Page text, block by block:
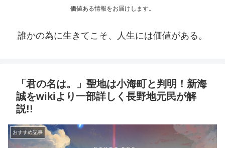
価値ある情報をお届けします。
誰かの為に生きてこそ、人生には価値がある。
「君の名は。」聖地は小海町と判明！新海
誠をwikiより一部詳しく長野地元民が解
説!!
おすすめ記事